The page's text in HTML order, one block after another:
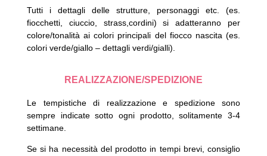
Tutti i dettagli delle strutture, personaggi etc. (es.
fiocchetti, ciuccio, strass,cordini) si adatteranno per
colore/tonalità ai colori principali del fiocco nascita (es.
colori verde/giallo – dettagli verdi/gialli).
REALIZZAZIONE/SPEDIZIONE
Le tempistiche di realizzazione e spedizione sono
sempre indicate sotto ogni prodotto, solitamente 3-4
settimane.
Se si ha necessità del prodotto in tempi brevi, consiglio